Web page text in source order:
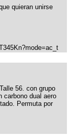
quieran unirse
56. con grupo
carbono dual aero
Permuta por